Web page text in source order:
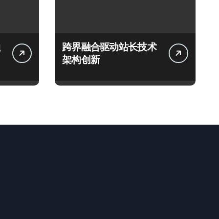
跨界融合驱动站长技术
架构创新